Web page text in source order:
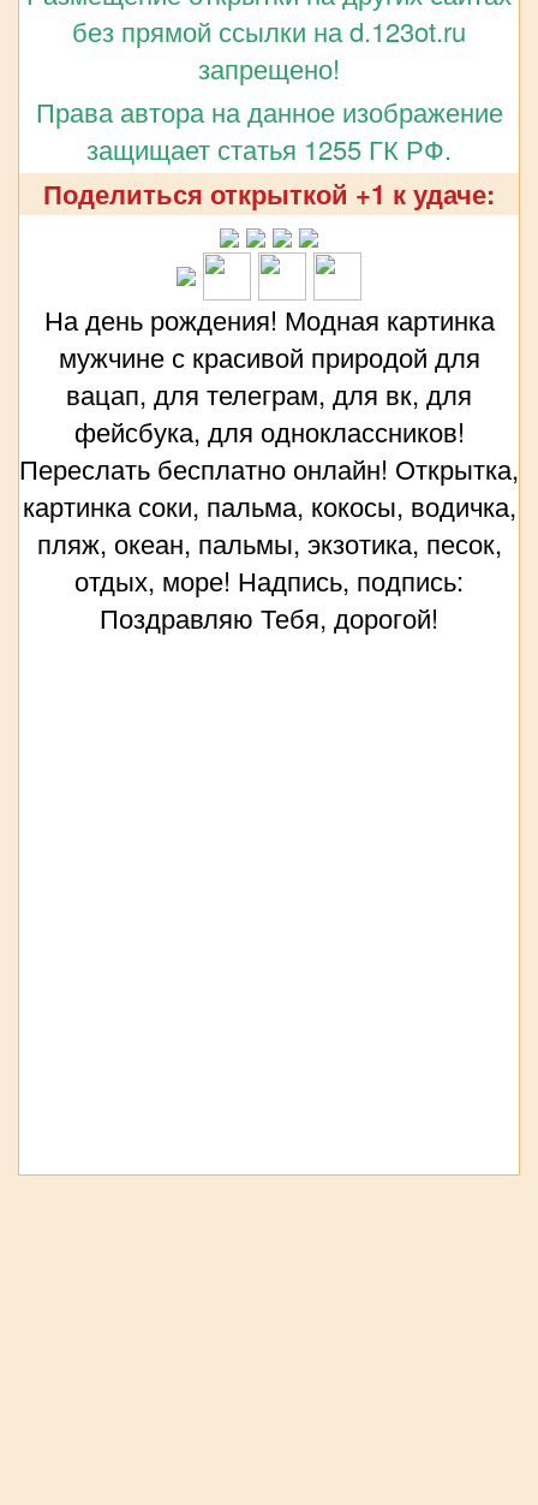
без прямой ссылки на d.123ot.ru
запрещено!
Права автора на данное изображение
защищает статья 1255 ГК РФ.
Поделиться открыткой +1 к удаче:
На день рождения! Модная картинка
мужчине с красивой природой для
вацап, для телеграм, для вк, для
фейсбука, для одноклассников!
Переслать бесплатно онлайн! Открытка,
картинка соки, пальма, кокосы, водичка,
пляж, океан, пальмы, экзотика, песок,
отдых, море! Надпись, подпись:
Поздравляю Тебя, дорогой!